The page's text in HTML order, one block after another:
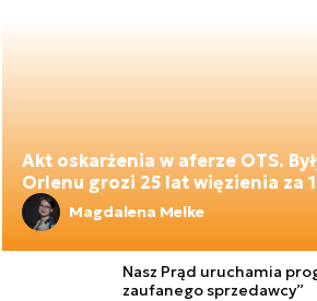
Akt oskarżenia w aferze OTS.
Orlenu grozi 25 lat więzienia za
Magdalena Melke
Nasz Prąd uruchamia
zaufanego sprzedawcy”